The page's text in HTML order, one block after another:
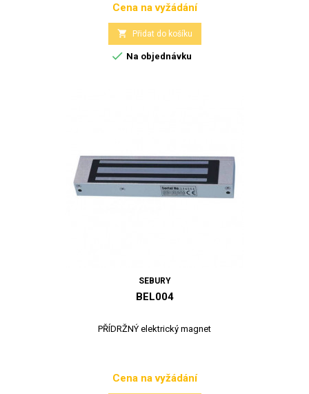
Cena
Cena na vyžádání
 Přidat do košíku
 Na objednávku
SEBURY
BEL004
PŘÍDRŽNÝ elektrický magnet
Cena
Cena na vyžádání